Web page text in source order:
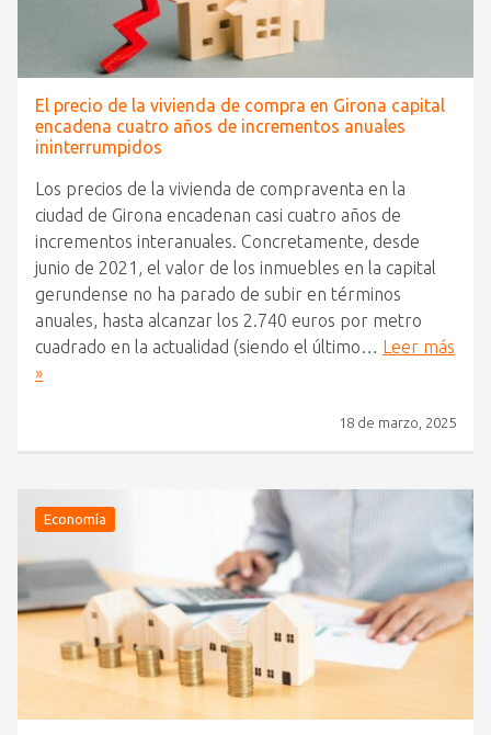
El precio de la vivienda de compra en Girona capital
encadena cuatro años de incrementos anuales
ininterrumpidos
Los precios de la vivienda de compraventa en la
ciudad de Girona encadenan casi cuatro años de
incrementos interanuales. Concretamente, desde
junio de 2021, el valor de los inmuebles en la capital
gerundense no ha parado de subir en términos
anuales, hasta alcanzar los 2.740 euros por metro
cuadrado en la actualidad (siendo el último… Leer más
»
18 de marzo, 2025
Economía